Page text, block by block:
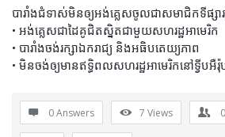
បារាំងជំទាស់មិនឲ្យអង់គ្លេសចូលជាសមាជិកទីផ្សា
• អង់គ្លេសជាដៃគូជិតស្និតជាមួយសហរដ្ឋអាមេរិក
• បារាំងចង់រក្សាឯករាជ្យ និងអធិបតេយ្យភាព
• មិនចង់ឲ្យមានឥទ្ធិពលសហរដ្ឋអាមេរិកនៅទ្វីបអឺរ៉ុ
0 Answers 7 Views 0